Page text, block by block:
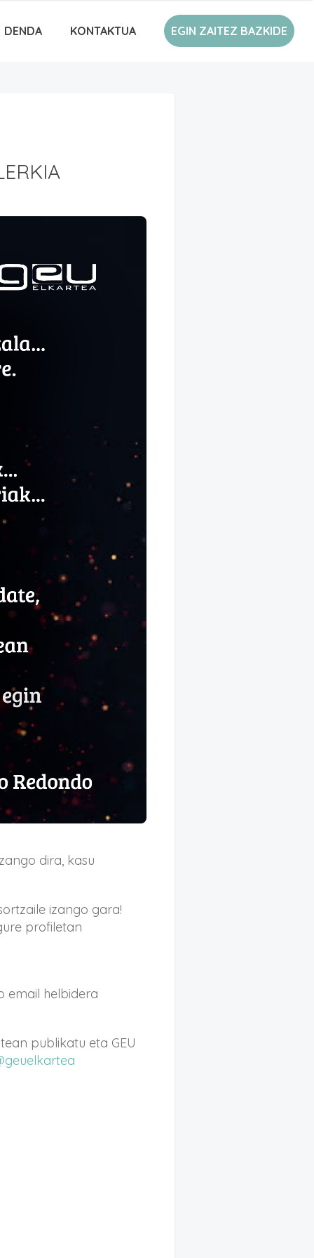
DENDA KONTAKTUA EGIN ZAITEZ BAZKIDE
dira, kasu
izango gara!
profiletan
email helbidera
publikatu eta GEU